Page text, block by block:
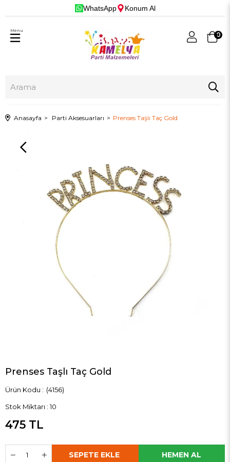
WhatsApp Konum Al
0
Menu
Anasayfa Parti Aksesuarları Prenses Taşlı Taç Gold
Prenses Taşlı Taç Gold
(4156)
Stok Miktarı : 10
475 TL